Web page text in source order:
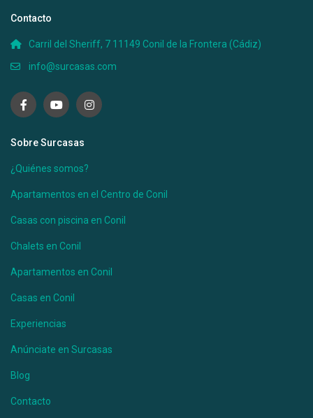
Contacto
Carril del Sheriff, 7 11149 Conil de la Frontera (Cádiz)
info@surcasas.com
Sobre Surcasas
¿Quiénes somos?
Apartamentos en el Centro de Conil
Casas con piscina en Conil
Chalets en Conil
Apartamentos en Conil
Casas en Conil
Experiencias
Anúnciate en Surcasas
Blog
Contacto